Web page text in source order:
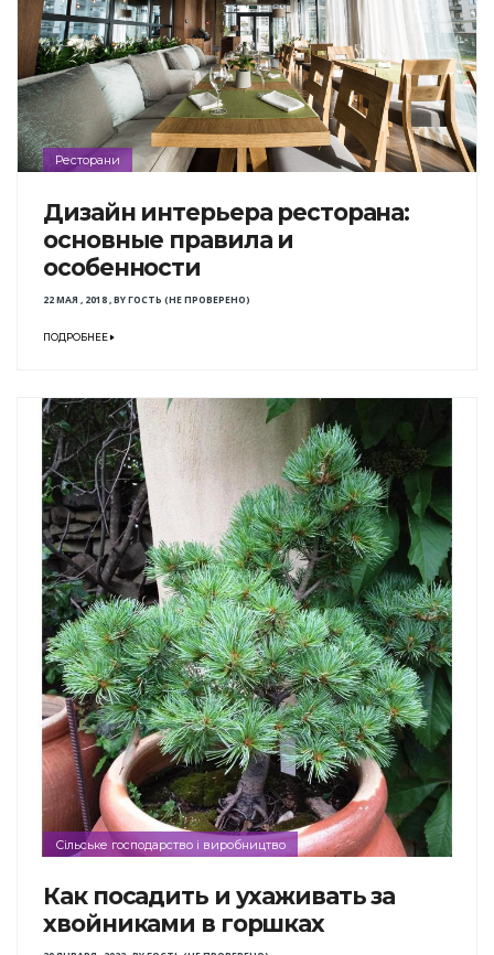
Ресторани
Дизайн интерьера ресторана:
основные правила и
особенности
22 МАЯ , 2018,BYГОСТЬ (НЕ ПРОВЕРЕНО)
ПОДРОБНЕЕ
Сільське господарство і виробництво
Как посадить и ухаживать за
хвойниками в горшках